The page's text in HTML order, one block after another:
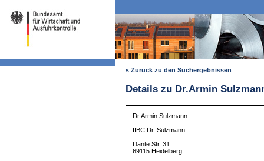
« Zurück zu den Suchergebnissen
Details zu Dr.Armin
Dr.Armin Sulzmann
IIBC Dr. Sulzmann
Dante Str. 31
69115 Heidelberg